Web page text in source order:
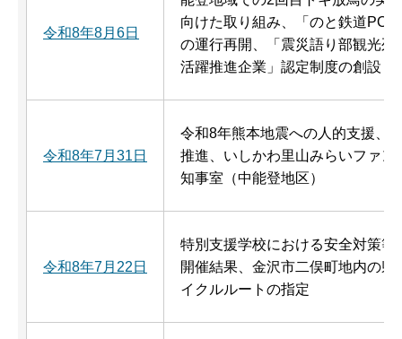
令和8年8月6日
向けた取り組み、「のと鉄道
の運行再開、「震災語り部観光
活躍推進企業」認定制度の創設
令和8年7月31日
令和8年熊本地震への人的支援、
推進、いしかわ里山みらいファ
知事室（中能登地区）
令和8年7月22日
特別支援学校における安全対策
開催結果、金沢市二俣町地内の
イクルルートの指定